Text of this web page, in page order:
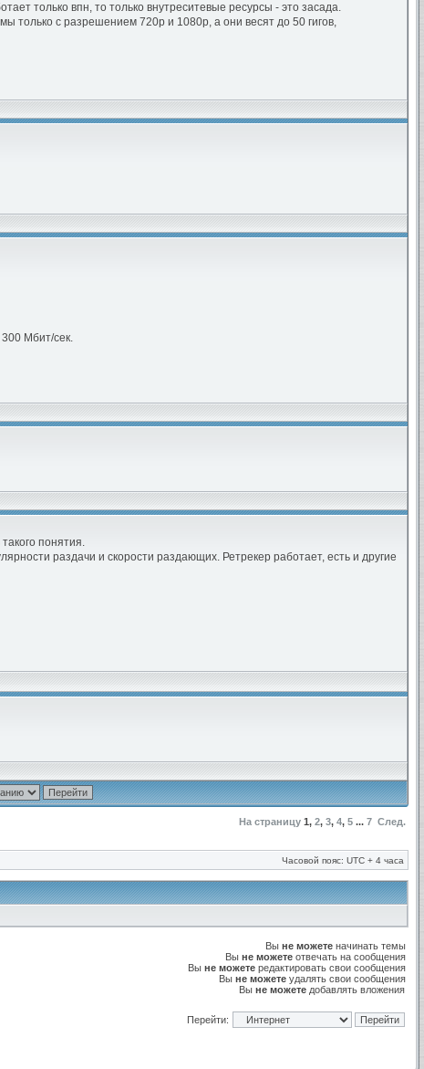
только впн, то только внутреситевые ресурсы - это засада.
только с разрешением 720р и 1080р, а они весят до 50 гигов,
Мбит/сек.
понятия.
раздачи и скорости раздающих. Ретрекер работает, есть и другие
На страницу 1, 2, 3, 4, 5 ... 7 След.
Часовой пояс: UTC + 4 часа
Вы не можете начинать темы
Вы не можете отвечать на сообщения
Вы не можете редактировать свои сообщения
Вы не можете удалять свои сообщения
Вы не можете добавлять вложения
Перейти: